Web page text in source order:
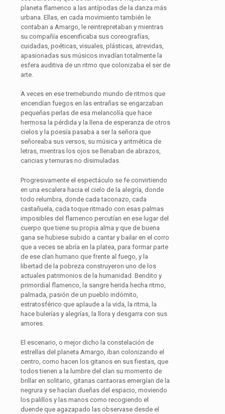
planeta flamenco a las antípodas de la danza más
urbana. Ellas, en cada movimiento también le
contaban a Amargo, le reintrepretaban y mientras
su compañía escenificaba sus coreografías,
cuidadas, poéticas, visuales, plásticas, atrevidas,
apasionadas sus músicos invadían totalmente la
esfera auditiva de un ritmo que colonizaba el ser de
arte.
A veces en ese tremebundo mundo de ritmos que
encendían fuegos en las entrañas se engarzaban
pequeñas perlas de esa melancolía que hace
hermosa la pérdida y la llena de esperanza de otros
cielos y la poesía pasaba a ser la señora que
señoreaba sus versos, su música y aritmética de
letras, mientras los ojos se llenaban de abrazos,
caricias y ternuras no disimuladas.
Progresivamente el espectáculo se fe convirtiendo
en una escalera hacia el cielo de la alegría, donde
todo relumbra, donde cada taconazo, cada
castañuela, cada toque ritmado con esas palmas
imposibles del flamenco percutían en ese lugar del
cuerpo que tiene su propia alma y que de buena
gana se hubiese subido a cantar y bailar en el corro
que a veces se abría en la platea, para formar parte
de ese clan humano que frente al fuego, y la
libertad de la pobreza construyeron uno de los
actuales patrimonios de la humanidad. Bendito y
primordial flamenco, la sangre herida hecha ritmo,
palmada, pasión de un pueblo indómito,
estratosférico que aplaude a la vida, la ritma, la
hace bulerías y alegrías, la llora y desgarra con sus
amores.
El escenario, o mejor dicho la constelación de
estrellas del planeta Amargo, iban colonizando el
centro, como hacen los gitanos en sus fiestas, que
todos tienen a la lumbre del clan su momento de
brillar en solitario, gitanas cantaoras emergían de la
negrura y se hacían dueñas del espacio, moviendo
los palillos y las manos como recogiendo el
duende que agazapado las observase desde el